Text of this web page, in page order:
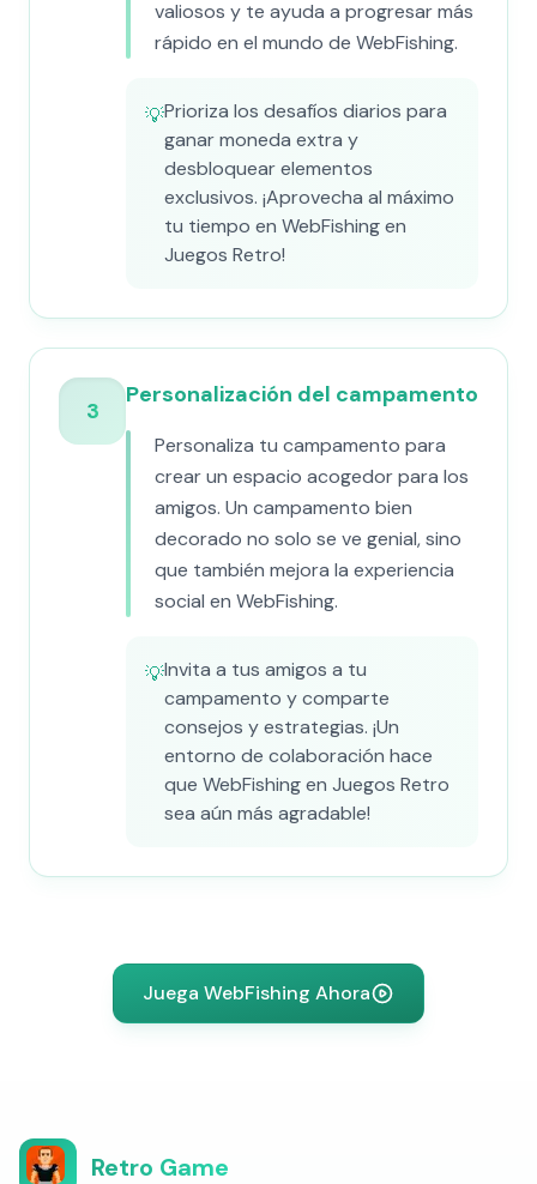
valiosos y te ayuda a progresar más
rápido en el mundo de WebFishing.
💡Prioriza los desafíos diarios para
ganar moneda extra y
desbloquear elementos
exclusivos. ¡Aprovecha al máximo
tu tiempo en WebFishing en
Juegos Retro!
3
Personalización del campamento
Personaliza tu campamento para
crear un espacio acogedor para los
amigos. Un campamento bien
decorado no solo se ve genial, sino
que también mejora la experiencia
social en WebFishing.
💡Invita a tus amigos a tu
campamento y comparte
consejos y estrategias. ¡Un
entorno de colaboración hace
que WebFishing en Juegos Retro
sea aún más agradable!
Juega WebFishing Ahora
Retro Game